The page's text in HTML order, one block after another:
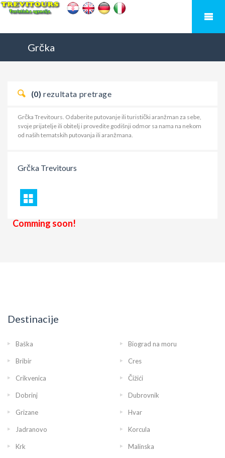
Grčka
(0) rezultata pretrage
Grčka Trevitours. Odaberite putovanje ili turistički aranžman za sebe,
svoje prijatelje ili obitelj i provedite godišnji odmor sa nama na nekom
od naših tematskih putovanja ili aranžmana.
Grčka Trevitours
Comming soon!
Destinacije
Baška Biograd na moru
Bribir Cres
Crikvenica Čižići
Dobrinj Dubrovnik
Grizane Hvar
Jadranovo Korcula
Krk Malinska